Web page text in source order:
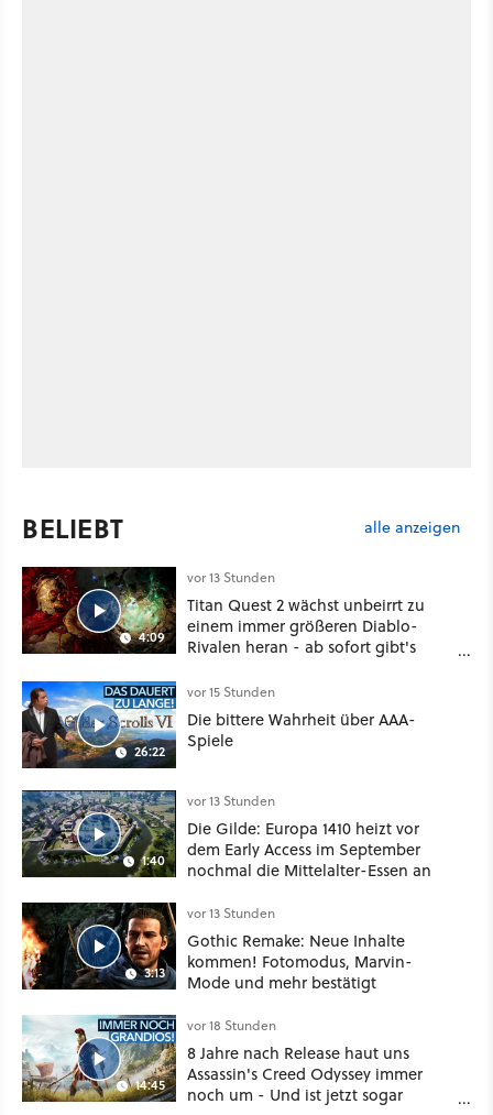
BELIEBT alle anzeigen
4:09
vor 13 Stunden
Titan Quest 2 wächst unbeirrt zu
einem immer größeren Diablo-
Rivalen heran - ab sofort gibt's
Klasse
26:22
vor 15 Stunden
Die bittere Wahrheit über AAA-
Spiele
1:40
vor 13 Stunden
Die Gilde: Europa 1410 heizt vor
dem Early Access im September
nochmal die Mittelalter-Essen an
3:13
vor 13 Stunden
Gothic Remake: Neue Inhalte
kommen! Fotomodus, Marvin-
Mode und mehr bestätigt
14:45
vor 18 Stunden
8 Jahre nach Release haut uns
Assassin's Creed Odyssey immer
noch um - Und ist jetzt sogar